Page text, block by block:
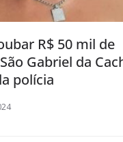
R$ 50 mil de
Gabriel da
polícia